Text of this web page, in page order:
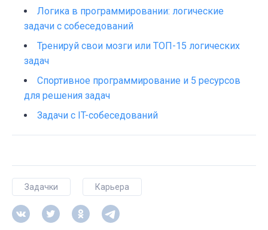
Логика в программировании: логические
задачи с собеседований
Тренируй свои мозги или ТОП-15 логических
задач
Спортивное программирование и 5 ресурсов
для решения задач
Задачи с IT-собеседований
Задачки Карьера